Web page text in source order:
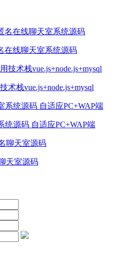
在线聊天室系统源码
术栈vue.js+node.js+mysql
统源码 自适应PC+WAP端
天室源码